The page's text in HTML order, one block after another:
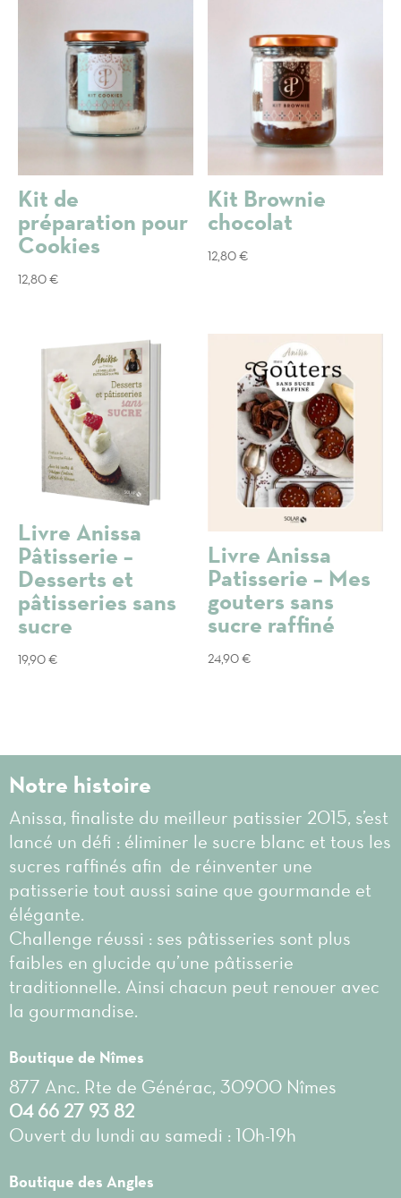
pâtisserie
Kit de
préparation pour
Cookies
12,80€
Kit Brownie
chocolat
12,80€
Livre Anissa
Pâtisserie –
Desserts et
pâtisseries sans
sucre
19,90€
Livre Anissa
Patisserie – Mes
gouters sans
sucre raffiné
24,90€
Notre histoire
Anissa, finaliste du meilleur patissier 2015, s’est
lancé un défi : éliminer le sucre blanc et tous les
sucres raffinés afin de réinventer une
patisserie tout aussi saine que gourmande et
élégante.
Challenge réussi : ses pâtisseries sont plus
faibles en glucide qu’une pâtisserie
traditionnelle. Ainsi chacun peut renouer avec
la gourmandise.
Boutique de Nîmes
877 Anc. Rte de Générac, 30900 Nîmes
04 66 27 93 82
Ouvert du lundi au samedi : 10h-19h
Boutique des Angles